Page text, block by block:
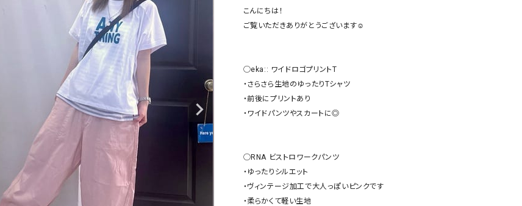
ロング・マキシ丈
その他スカート
すべて見る
タンクトップ・キャミソール
ロング・マキシ丈
その他スカート
その他アウター
すべて見る
その他のパンツ
デニムパンツ その他スカート
ジャケット
ジャケット・アウター
グッズ
ワンピース・チュニック
グッズ
Wrapin nine9（ラッピンナイン）
こんにちは！
ご覧いただきありがとうございます☺︎
◯eka:: ワイドロゴプリントT
・さらさら生地のゆったりTシャツ
・前後にプリントあり
・ワイドパンツやスカートに◎
◯RNA ビストロワークパンツ
・ゆったりシルエット
・ヴィンテージ加工で大人っぽいピンクです
・柔らかくて軽い生地